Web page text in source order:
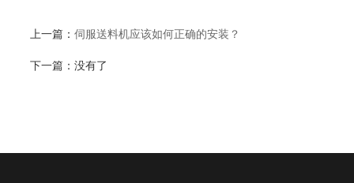
上一篇：伺服送料机应该如何正确的安装？
下一篇：没有了